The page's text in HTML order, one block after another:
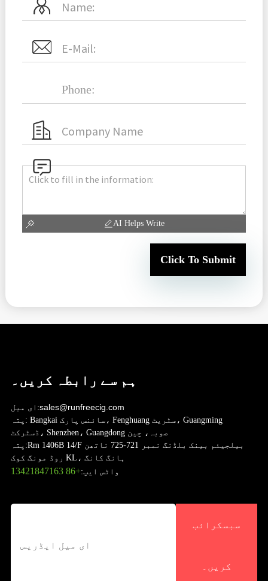
AI Helps Write
Click To Submit
ہم سے رابطہ کریں۔
ای میل:sales@runfreecig.com
پتہ: Bangkai سائنس پارک، Fenghuang سٹریٹ، Guangming
ڈسٹرکٹ، Shenzhen، Guangdong صوبہ، چین
پتہ:Rm 1406B 14/F بیلجیئم بینک بلڈنگ نمبر 721-725 ناتھن
روڈ مونگ کوک KL، ہانگ کانگ
واٹس ایپ:+86 13421847163
سبسکرائب
کریں۔